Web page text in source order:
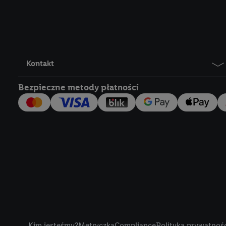
Kontakt
Bezpieczne metody płatności
Lidl Plus, możemy
wymienionych
następnie
użytkownika w
my i jeden z innych
Użytkownik upoważnia
usługach Lidl. Utiq
tak, Utiq udostępni
numeru
wykorzystany do
szczególności
obsługiwanych przez
korzystanie z
lub